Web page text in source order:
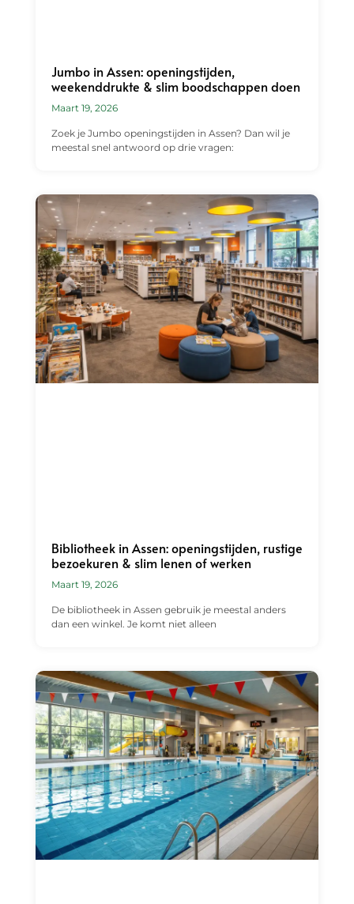
Jumbo in Assen: openingstijden,
weekenddrukte & slim boodschappen doen
Maart 19, 2026
Zoek je Jumbo openingstijden in Assen? Dan wil je
meestal snel antwoord op drie vragen:
Bibliotheek in Assen: openingstijden, rustige
bezoekuren & slim lenen of werken
Maart 19, 2026
De bibliotheek in Assen gebruik je meestal anders
dan een winkel. Je komt niet alleen